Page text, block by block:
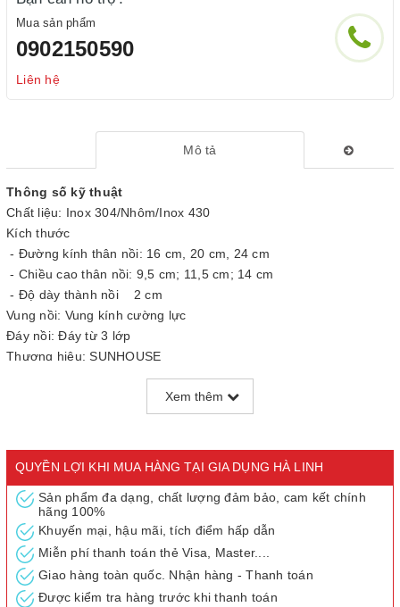
Mua sản phẩm
0902150590
Liên hệ
Mô tả
Thông số kỹ thuật
Chất liệu: Inox 304/Nhôm/Inox 430
Kích thước
- Đường kính thân nồi: 16 cm, 20 cm, 24 cm
- Chiều cao thân nồi: 9,5 cm; 11,5 cm; 14 cm
- Độ dày thành nồi 2 cm
Vung nồi: Vung kính cường lực
Đáy nồi: Đáy từ 3 lớp
Thương hiệu: SUNHOUSE
Xem thêm
QUYỀN LỢI KHI MUA HÀNG TẠI GIA DỤNG HÀ LINH
Sản phẩm đa dạng, chất lượng đảm bảo, cam kết chính
hãng 100%
Khuyến mại, hậu mãi, tích điểm hấp dẫn
Miễn phí thanh toán thẻ Visa, Master....
Giao hàng toàn quốc. Nhận hàng - Thanh toán
Được kiểm tra hàng trước khi thanh toán